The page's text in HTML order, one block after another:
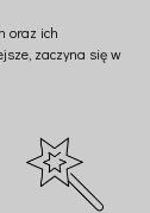
oraz ich
zaczyna się w